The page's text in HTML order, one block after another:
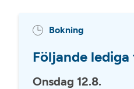
Bokning
Följande
Onsdag 12.8.